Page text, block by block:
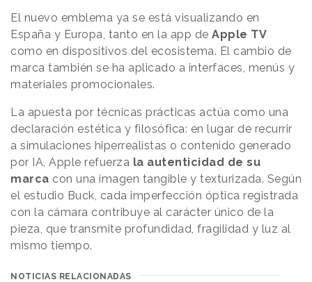
El nuevo emblema ya se está visualizando en
España y Europa, tanto en la app de Apple TV
como en dispositivos del ecosistema. El cambio de
marca también se ha aplicado a interfaces, menús y
materiales promocionales.
La apuesta por técnicas prácticas actúa como una
declaración estética y filosófica: en lugar de recurrir
a simulaciones hiperrealistas o contenido generado
por IA, Apple refuerza la autenticidad de su
marca con una imagen tangible y texturizada. Según
el estudio Buck, cada imperfección óptica registrada
con la cámara contribuye al carácter único de la
pieza, que transmite profundidad, fragilidad y luz al
mismo tiempo.
NOTICIAS RELACIONADAS